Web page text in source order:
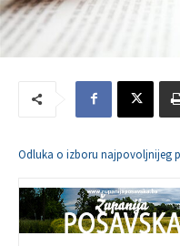
Odluka o izboru najpovoljnijeg